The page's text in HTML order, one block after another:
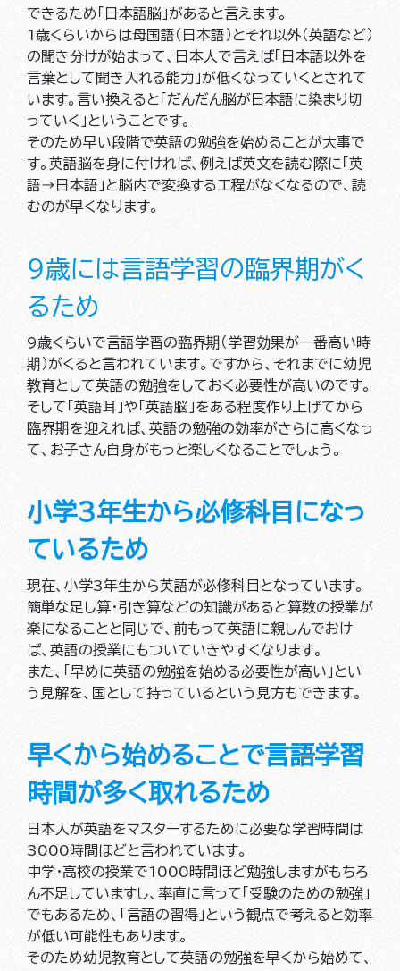
できるため「日本語脳」があると言えます。
1歳くらいからは母国語（日本語）とそれ以外（英語など）
の聞き分けが始まって、日本人で言えば「日本語以外を
言葉として聞き入れる能力」が低くなっていくとされて
います。言い換えると「だんだん脳が日本語に染まり切
っていく」ということです。
そのため早い段階で英語の勉強を始めることが大事で
す。英語脳を身に付ければ、例えば英文を読む際に「英
語→日本語」と脳内で変換する工程がなくなるので、読
むのが早くなります。
9歳には言語学習の臨界期がく
るため
9歳くらいで言語学習の臨界期（学習効果が一番高い時
期）がくると言われています。ですから、それまでに幼児
教育として英語の勉強をしておく必要性が高いのです。
そして「英語耳」や「英語脳」をある程度作り上げてから
臨界期を迎えれば、英語の勉強の効率がさらに高くなっ
て、お子さん自身がもっと楽しくなることでしょう。
小学3年生から必修科目になっ
ているため
現在、小学3年生から英語が必修科目となっています。
簡単な足し算・引き算などの知識があると算数の授業が
楽になることと同じで、前もって英語に親しんでおけ
ば、英語の授業にもついていきやすくなります。
また、「早めに英語の勉強を始める必要性が高い」とい
う見解を、国として持っているという見方もできます。
早くから始めることで言語学習
時間が多く取れるため
日本人が英語をマスターするために必要な学習時間は
3000時間ほどと言われています。
中学・高校の授業で1000時間ほど勉強しますがもちろ
ん不足していますし、率直に言って「受験のための勉強」
でもあるため、「言語の習得」という観点で考えると効率
が低い可能性もあります。
そのため幼児教育として英語の勉強を早くから始めて、